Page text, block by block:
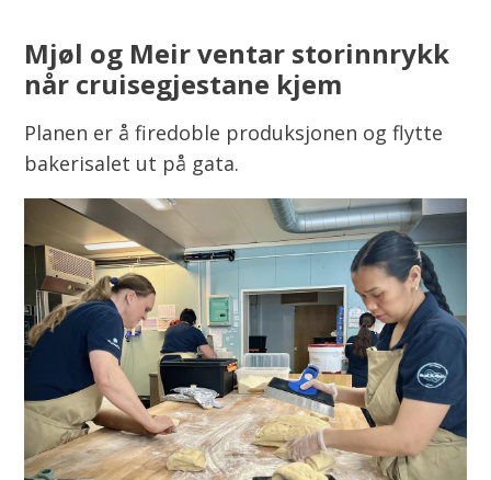
e
Mjøl og Meir ventar storinnrykk
når cruisegjestane kjem
Planen er å firedoble produksjonen og flytte
bakerisalet ut på gata.